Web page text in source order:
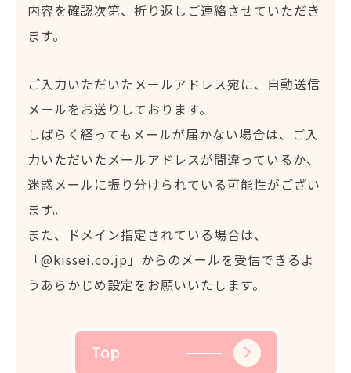
内容を確認次第、折り返しご連絡させていただき
ます。
ご入力いただいたメールアドレス宛に、自動送信
メールをお送りしております。
しばらく経ってもメールが届かない場合は、ご入
力いただいたメールアドレスが間違っているか、
迷惑メールに振り分けられている可能性がござい
ます。
また、ドメイン指定されている場合は、
「@kissei.co.jp」からのメールを受信できるよ
うあらかじめ設定をお願いいたします。
Top